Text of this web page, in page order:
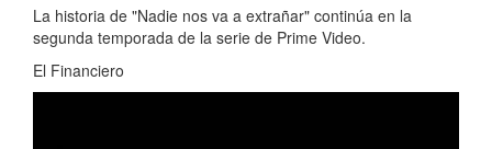
La historia de "Nadie nos va a extrañar" continúa en la
segunda temporada de la serie de Prime Video.
El Financiero